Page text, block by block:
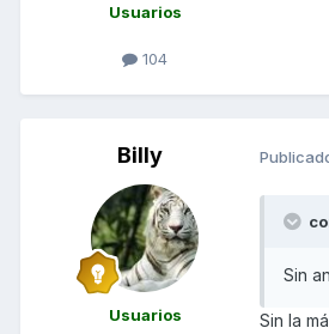
Usuarios
104
Billy
Usuarios
Sin
Sin la